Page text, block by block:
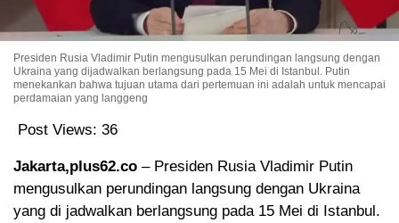
Presiden Rusia Vladimir Putin mengusulkan perundingan langsung dengan
Ukraina yang dijadwalkan berlangsung pada 15 Mei di Istanbul. Putin
menekankan bahwa tujuan utama dari pertemuan ini adalah untuk mencapai
perdamaian yang langgeng
Post Views: 36
Jakarta,plus62.co – Presiden Rusia Vladimir Putin
mengusulkan perundingan langsung dengan Ukraina
yang di jadwalkan berlangsung pada 15 Mei di Istanbul.